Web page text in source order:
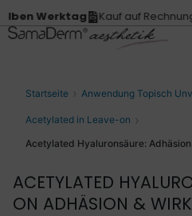
Kauf auf Rechnung
Startseite Anwendung Topisch
Acetylated in Leave-on
Acetylated Hyaluronsäure:
ACETYLATED
ON ADHÄSION &